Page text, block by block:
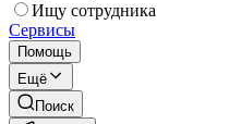
Ищу сотрудника
Сервисы
Помощь
Ещё
Поиск